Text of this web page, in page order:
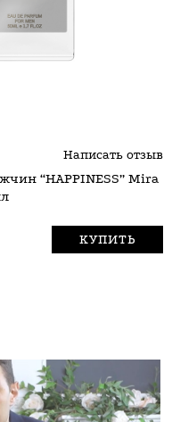
Написать отзыв
“HAPPINESS” Mira
КУПИТЬ